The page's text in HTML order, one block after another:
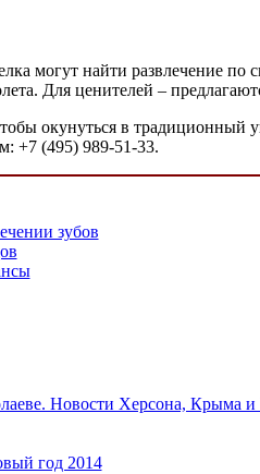
могут найти развлечение по
Для ценителей –
окунуться в традиционный
+7 (495) 989-51-33.
зубов
Новости Херсона, Крыма
год 2014